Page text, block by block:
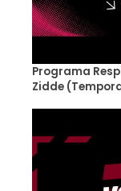
Programa
Zidde